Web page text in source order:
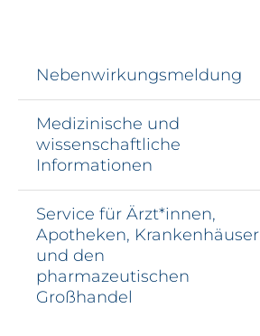
Nebenwirkungsmeldung
Medizinische und
wissenschaftliche
Informationen
Service für Ärzt*innen,
Apotheken, Krankenhäuser
und den
pharmazeutischen
Großhandel